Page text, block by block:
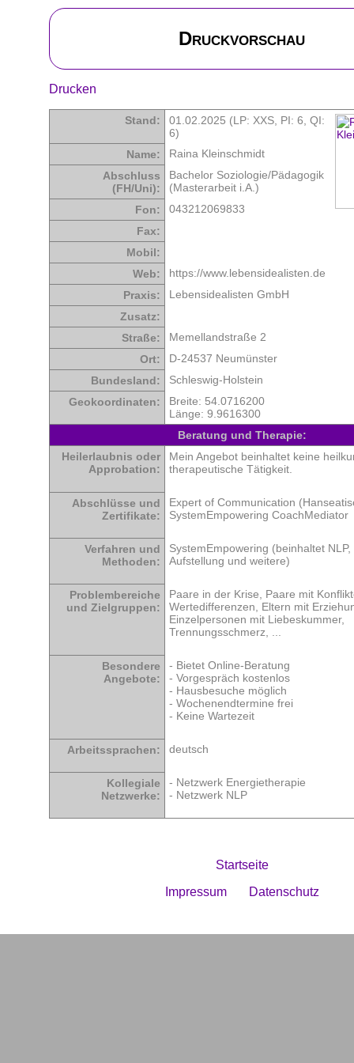
Druckvorschau
Drucken
Stand: 01.02.2025 (LP: XXS, PI: 6 QI:
6)
Name:
Raina Kleinschmidt
Abschluss
(FH/Uni):
Bachelor Soziologie/Pädagogik
(Masterarbeit i.A.)
Fon:
043212069833
Fax:
Mobil:
Web:
https://www.lebensidealisten.de
Praxis:
Lebensidealisten GmbH
Zusatz:
Straße:
Memellandstraße 2
Ort:
D-24537 Neumünster
Bundesland:
Schleswig-Holstein
Geokoordinaten:
Breite: 54.0716200
Länge: 9.9616300
Beratung und Therapie:
Heilerlaubnis oder
Approbation:
Mein Angebot beinhaltet keine
therapeutische Tätigkeit.
Abschlüsse und
Zertifikate:
Expert of Communication
SystemEmpowering CoachMediator
Verfahren und
Methoden:
SystemEmpowering (beinhaltet NLP,
Aufstellung und weitere)
Problembereiche
und Zielgruppen:
Paare in der Krise, Paare mit
Wertedifferenzen, Eltern mit
Einzelpersonen mit Liebeskummer,
Trennungsschmerz, ...
Besondere
Angebote:
- Bietet Online-Beratung
- Vorgespräch kostenlos
- Hausbesuche möglich
- Wochenendtermine frei
- Keine Wartezeit
Arbeitssprachen: deutsch
Kollegiale
Netzwerke:
- Netzwerk Energietherapie
- Netzwerk NLP
Startseite
Impressum
Datenschutz